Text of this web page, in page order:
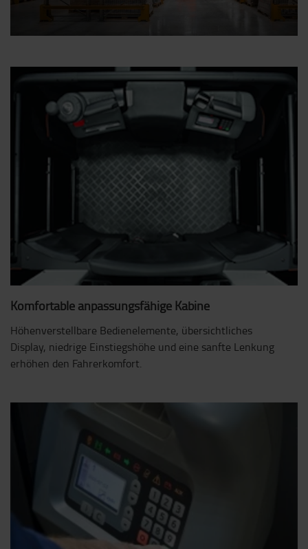
Komfortable anpassungsfähige Kabine
Höhenverstellbare Bedienelemente, übersichtliches
Display, niedrige Einstiegshöhe und eine sanfte Lenkung
erhöhen den Fahrerkomfort.